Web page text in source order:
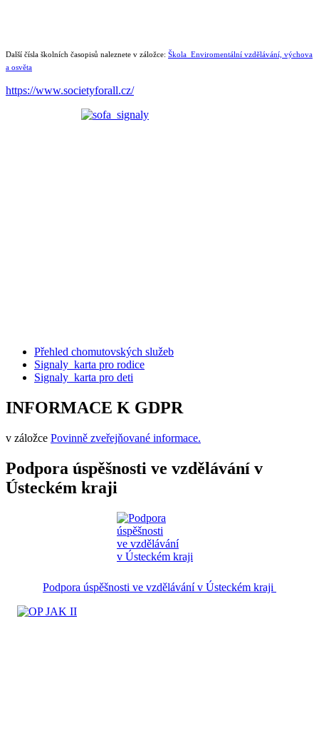
Další čísla školních časopisů naleznete v záložce: Škola_Enviromentální vzdělávání, výchova
a osvěta
https://www.societyforall.cz/
Přehled chomutovských služeb
Signaly_karta pro rodice
Signaly_karta pro deti
INFORMACE K GDPR
v záložce Povinně zveřejňované informace.
Podpora úspěšnosti ve vzdělávání v
Ústeckém kraji
Podpora úspěšnosti ve vzdělávání v Ústeckém kraji